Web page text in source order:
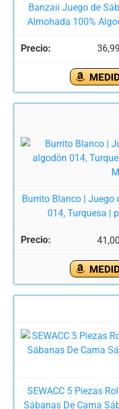
Banzaii Juego de
Almohada 100%
Burrito Blanco |
014, Turquesa |
SEWACC 5 Piezas
Sábanas De Cama